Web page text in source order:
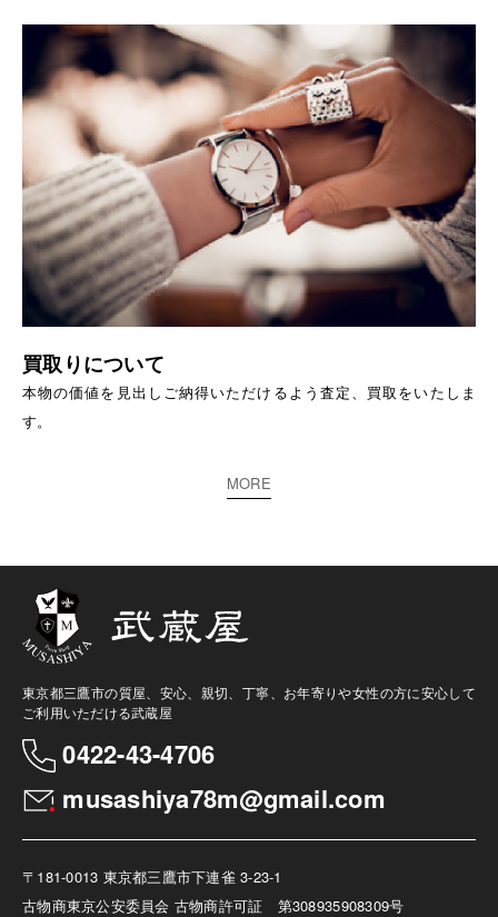
買取りについて
本物の価値を見出しご納得いただけるよう査定、買取をいたしま
す。
MORE
東京都三鷹市の質屋、安心、親切、丁寧、お年寄りや女性の方に安心して
ご利用いただける武蔵屋
0422-43-4706
musashiya78m@gmail.com
〒181-0013 東京都三鷹市下連雀 3-23-1
古物商東京公安委員会 古物商許可証 第308935908309号